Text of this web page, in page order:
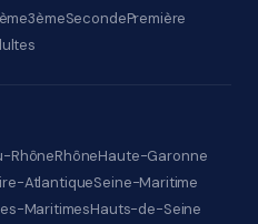
3èmeSecondePremière
RhôneRhôneHaute-Garonne
AtlantiqueSeine-Maritime
MaritimesHauts-de-Seine